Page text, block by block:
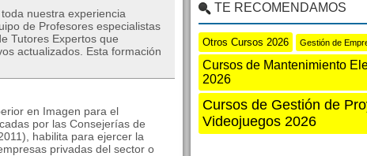
nuestra experiencia
de Profesores especialistas
Tutores Expertos que
actualizados. Esta formación
en Imagen para el
por las Consejerías de
habilita para ejercer la
privadas del sector o
TE RECOMENDAMOS
Otros Cursos 2026 Gestión de
Cursos de Mantenimiento
2026
Cursos de Gestión de
Videojuegos 2026